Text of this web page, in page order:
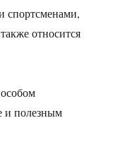
спортсменами,
относится
и полезным